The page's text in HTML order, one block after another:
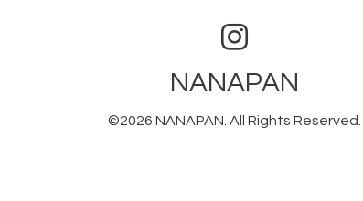
NANAPAN
©2026 NANAPAN . All Rights Reserved.